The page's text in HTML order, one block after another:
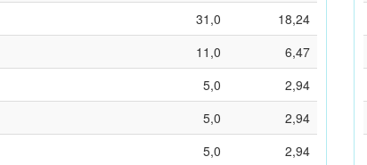
31,0
18,24
11,0
6,47
5,0
2,94
5,0
2,94
5,0
2,94